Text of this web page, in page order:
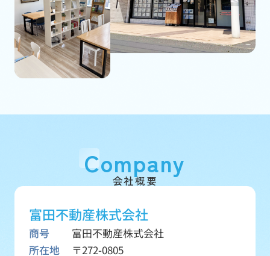
Company
会社概要
富田不動産株式会社
商号
富田不動産株式会社
所在地
〒272-0805